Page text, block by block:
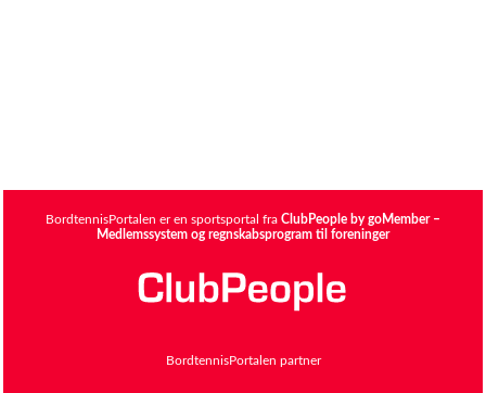
BordtennisPortalen er en sportsportal fra ClubPeople by goMember –
Medlemssystem og regnskabsprogram til foreninger
BordtennisPortalen partner